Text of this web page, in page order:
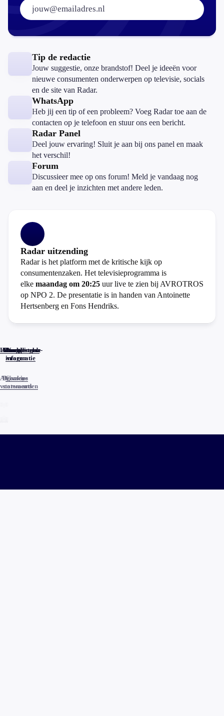
Tip de redactie
Jouw suggestie, onze brandstof! Deel je ideeën voor
nieuwe consumenten onderwerpen op televisie, socials
en de site van Radar.
WhatsApp
Heb jij een tip of een probleem? Voeg Radar toe aan de
contacten op je telefoon en stuur ons een bericht.
Radar Panel
Deel jouw ervaring! Sluit je aan bij ons panel en maak
het verschil!
Forum
Discussieer mee op ons forum! Meld je vandaag nog
aan en deel je inzichten met andere leden.
Radar uitzending
Radar is het platform met de kritische kijk op
consumentenzaken. Het televisieprogramma is
elke maandag om 20:25 uur live te zien bij AVROTROS
op NPO 2. De presentatie is in handen van Antoinette
Hertsenberg en Fons Hendriks.
Home
Actueel
Uitzendingen
Reacties
Programma-
informatie
Veelgestelde
vragen
Algemene
voorwaarden
Privacy
statements
Cookies